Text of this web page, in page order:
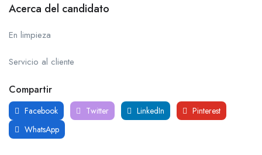
Acerca del candidato
En limpieza
Servicio al cliente
Compartir
Facebook Twitter LinkedIn
Pinterest
WhatsApp